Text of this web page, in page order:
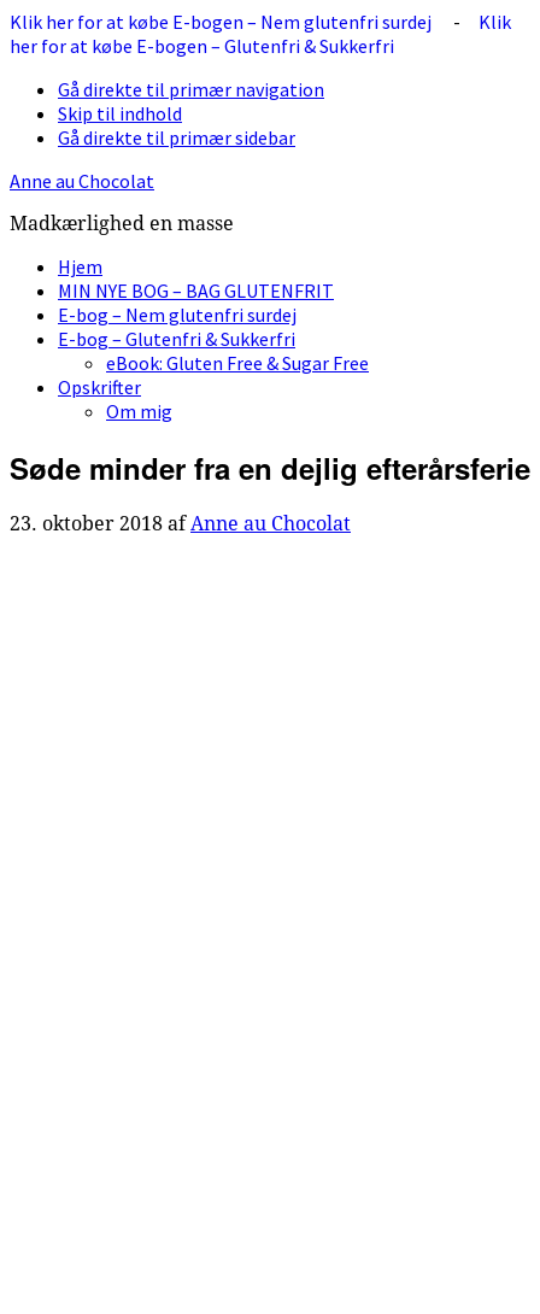
Klik her for at købe E-bogen – Nem glutenfri surdej - Klik
her for at købe E-bogen – Glutenfri & Sukkerfri
Gå direkte til primær navigation
Skip til indhold
Gå direkte til primær sidebar
Anne au Chocolat
Madkærlighed en masse
Hjem
MIN NYE BOG – BAG GLUTENFRIT
E-bog – Nem glutenfri surdej
E-bog – Glutenfri & Sukkerfri
eBook: Gluten Free & Sugar Free
Opskrifter
Om mig
Søde minder fra en dejlig efterårsferie
23. oktober 2018 afAnne au Chocolat